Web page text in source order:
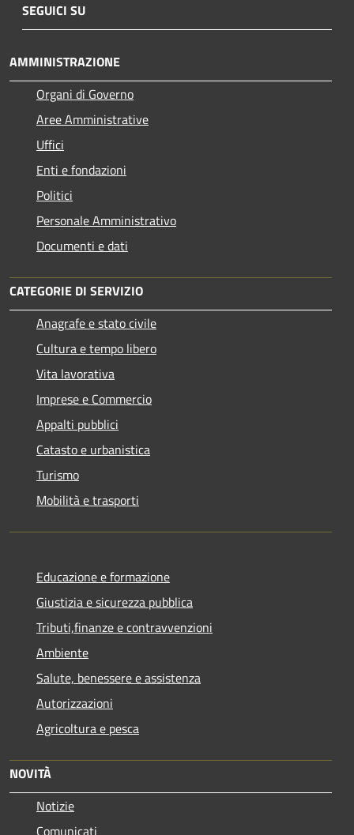
SEGUICI SU
AMMINISTRAZIONE
Organi di Governo
Aree Amministrative
Uffici
Enti e fondazioni
Politici
Personale Amministrativo
Documenti e dati
CATEGORIE DI SERVIZIO
Anagrafe e stato civile
Cultura e tempo libero
Vita lavorativa
Imprese e Commercio
Appalti pubblici
Catasto e urbanistica
Turismo
Mobilità e trasporti
Educazione e formazione
Giustizia e sicurezza pubblica
Tributi,finanze e contravvenzioni
Ambiente
Salute, benessere e assistenza
Autorizzazioni
Agricoltura e pesca
NOVITÀ
Notizie
Comunicati